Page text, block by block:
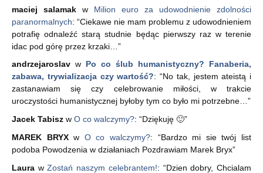
maciej salamak w Milion euro za udowodnienie zdolności
paranormalnych: “Ciekawe nie mam problemu z udowodnieniem
potrafię odnaleźć starą studnie będąc pierwszy raz w terenie
idac pod górę przez krzaki… ”
andrzejaroslav w Po co ślub humanistyczny? Fanaberia,
zabawa, trywializacja czy wartość?: “No tak, jestem ateistą i
zastanawiam się czy celebrowanie miłości, w trakcie
uroczystości humanistycznej byłoby tym co było mi potrzebne…”
Jacek Tabisz w O co walczymy?: “Dziękuję 🙂”
MAREK BRYXw O co walczymy?: “Bardzo mi sie twój list
podoba Powodzenia w działaniach Pozdrawiam Marek Bryx”
Laura wZostań naszym celebrantem!: “Dzien dobry, Chcialam